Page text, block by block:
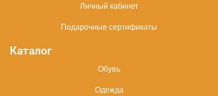
Личный кабинет
Подарочные сертификаты
Каталог
Обувь
Одежда